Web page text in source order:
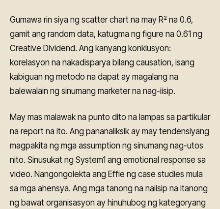
Gumawa rin siya ng scatter chart na may R² na 0.6,
gamit ang random data, katugma ng figure na 0.61 ng
Creative Dividend. Ang kanyang konklusyon:
korelasyon na nakadisparya bilang causation, isang
kabiguan ng metodo na dapat ay magalang na
balewalain ng sinumang marketer na nag-iisip.
May mas malawak na punto dito na lampas sa partikular
na report na ito. Ang pananaliksik ay may tendensiyang
magpakita ng mga assumption ng sinumang nag-utos
nito. Sinusukat ng System1 ang emotional response sa
video. Nangongolekta ang Effie ng case studies mula
sa mga ahensya. Ang mga tanong na naiisip na itanong
ng bawat organisasyon ay hinuhubog ng kategoryang